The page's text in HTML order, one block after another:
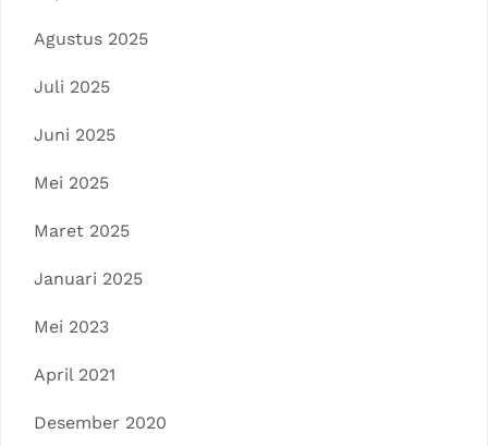
Agustus 2025
Juli 2025
Juni 2025
Mei 2025
Maret 2025
Januari 2025
Mei 2023
April 2021
Desember 2020